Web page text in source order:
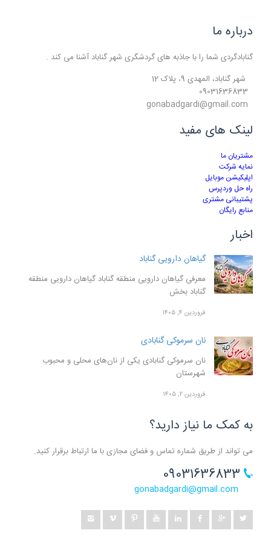
درباره ما
گنابادگردی شما را با جاذبه های گردشگری شهر گناباد آشنا می کند .
شهر گناباد، المهدی 9، پلاک 12
لینک های مفید
مشتریان ما
نمایه شرکت
اپلیکیشن موبایل
راه حل وردپرس
پشتیبانی مشتری
منابع رایگان
اخبار
گیاهان دارویی گناباد
معرفی گیاهان دارویی منطقه گناباد گیاهان دارویی منطقه
گناباد بخش
فروردین ۴, ۱۴۰۵
نان سرموکی گنابادی
نان سرموکی گنابادی یکی از نان‌های محلی و محبوب
شهرستان
فروردین ۲, ۱۴۰۵
به کمک ما نیاز دارید؟
می تواند از طریق شماره تماس و فضای مجازی با ما ارتباط برقرار کنید.
gonabadgardi@gmail.com